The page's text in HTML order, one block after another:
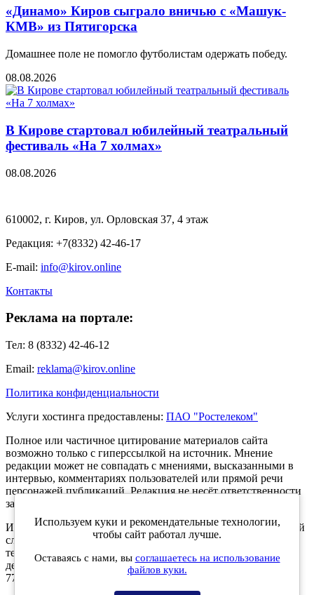
«Динамо» Киров сыграло вничью с ​​​​«Машук-
КМВ» из Пятигорска
Домашнее поле не помогло футболистам одержать победу.
08.08.2026
В Кирове стартовал юбилейный театральный
фестиваль «На 7 холмах»
08.08.2026
610002, г. Киров, ул. Орловская 37, 4 этаж
Редакция: +7(8332) 42-46-17
E-mail: info@kirov.online
Контакты
Реклама на портале:
Тел: 8 (8332) 42-46-12
Email: reklama@kirov.online
Политика конфиденциальности
Услуги хостинга предоставлены: ПАО "Ростелеком"
Полное или частичное цитирование материалов сайта
возможно только с гиперссылкой на источник. Мнение
редакции может не совпадать с мнениями, высказанными в
интервью, комментариях пользователей или прямой речи
персонажей публикаций. Редакция не несёт ответственности
за текст комментариев читателей.
Интернет-портал Kirov.online зарегистрирован в Федеральной
службе по надзору в сфере связи, информационных
технологий и массовых коммуникаций (Роскомнадзор) 5
декабря 2019 года. Регистрационный номер ЭЛ № ФС 77 -
77189.
Используем куки и рекомендательные технологии,
чтобы сайт работал лучше.
Оставаясь с нами, вы соглашаетесь на использование
файлов куки.